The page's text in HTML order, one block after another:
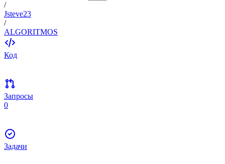
/
Jsteve23
/
ALGORITMOS
Код
Запросы
0
Задачи